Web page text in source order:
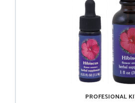
PROFESIONAL